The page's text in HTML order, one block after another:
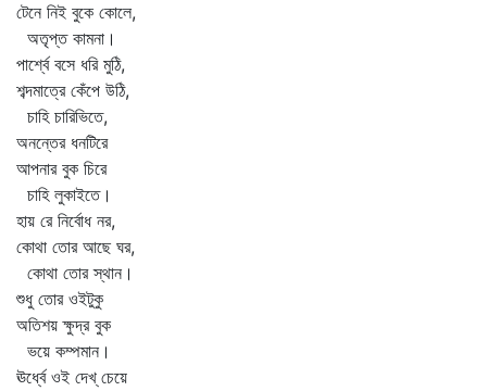
টেনে নিই বুকে কোলে,
অতৃপ্ত কামনা।
পার্শ্বে বসে ধরি মুঠি,
শব্দমাত্রে কেঁপে উঠি,
চাহি চারিভিতে,
অনন্তের ধনটিরে
আপনার বুক চিরে
চাহি লুকাইতে।
হায় রে নির্বোধ নর,
কোথা তোর আছে ঘর,
কোথা তোর স্থান।
শুধু তোর ওইটুকু
অতিশয় ক্ষুদ্র বুক
ভয়ে কম্পমান।
ঊর্ধ্বে ওই দেখ্‌ চেয়ে